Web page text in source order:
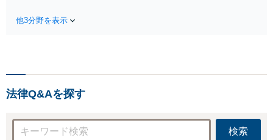
様の話を丁寧にう
を正確に読み取り
ます。【東京都在
他3分野を表示
法律Q&Aを探す
検索